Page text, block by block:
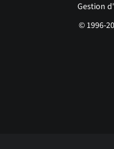
Gestion
© 1996-